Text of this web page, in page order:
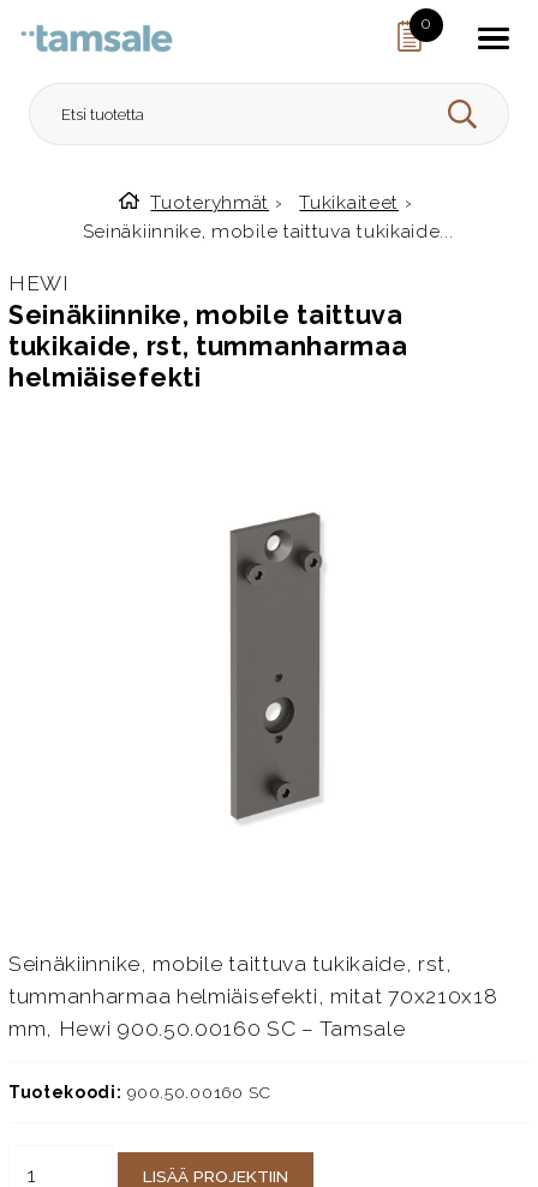
0
HAE
Etusivulle
Tuoteryhmät › Tukikaiteet ›
Seinäkiinnike, mobile taittuva tukikaide...
HEWI
Seinäkiinnike, mobile taittuva
tukikaide, rst, tummanharmaa
helmiäisefekti
Seinäkiinnike, mobile taittuva tukikaide, rst,
tummanharmaa helmiäisefekti, mitat 70x210x18
mm, Hewi 900.50.00160 SC – Tamsale
Tuotekoodi: 900.50.00160 SC
LISÄÄ PROJEKTIIN